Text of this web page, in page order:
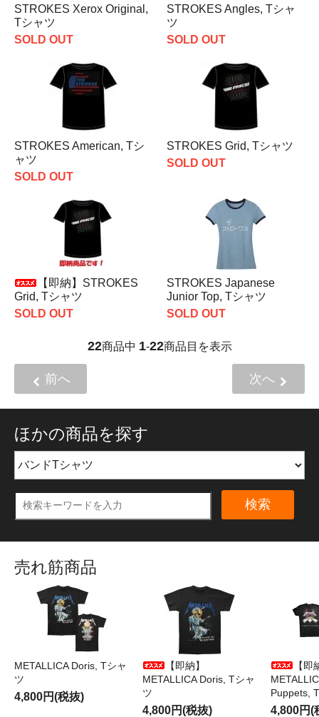
STROKES Xerox Original,
Tシャツ
SOLD OUT
STROKES Angles, Tシャ
ツ
SOLD OUT
STROKES American, Tシ
ャツ
SOLD OUT
STROKES Grid, Tシャツ
SOLD OUT
【即納】STROKES
Grid, Tシャツ
SOLD OUT
STROKES Japanese
Junior Top, Tシャツ
SOLD OUT
22商品中 1-22商品目を表示
前へ 次へ
ほかの商品を探す
検索
売れ筋商品
METALLICA Doris, Tシャ
ツ
4,800円(税抜)
【即納】
METALLICA Doris, Tシャ
ツ
4,800円(税抜)
【即
Puppets,
4,800円(